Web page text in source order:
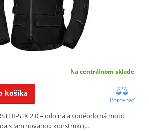
Na centrálnom sklade
košíka
Porovnať
2.0 – odolná a voděodolná moto
s laminovanou konstrukcí,…